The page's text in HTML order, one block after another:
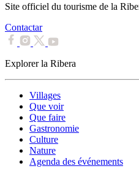
Site officiel du tourisme de la
Contactar
Explorer la Ribera
Villages
Que voir
Que faire
Gastronomie
Culture
Nature
Agenda des événements